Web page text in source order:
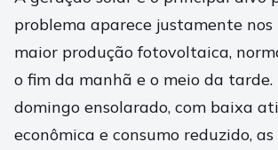
problema aparece justamente nos
maior produção fotovoltaica,
o fim da manhã e o meio da tarde.
domingo ensolarado, com baixa
econômica e consumo reduzido,